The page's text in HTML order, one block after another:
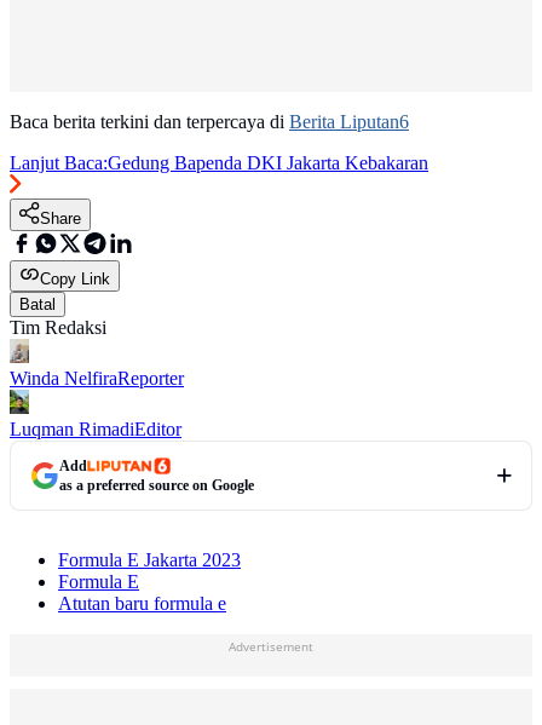
Baca berita terkini dan terpercaya di Berita Liputan6
Lanjut Baca:Gedung Bapenda DKI Jakarta Kebakaran
Share
Copy Link
Batal
Tim Redaksi
Winda NelfiraReporter
Luqman RimadiEditor
Add
as a preferred source on Google
Formula E Jakarta 2023
Formula E
Atutan baru formula e
Advertisement